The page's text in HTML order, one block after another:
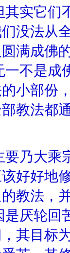
实它们
没法从
满成佛
不是成
小部份
教法都
乃大乘
好好地
教法，
厌轮回
其目标